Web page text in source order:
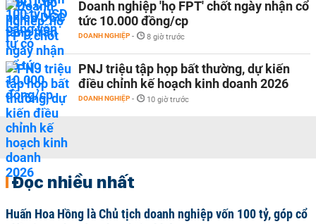
Doanh nghiệp 'họ FPT' chốt ngày nhận cổ
tức 10.000 đồng/cp
DOANH NGHIỆP - 8 giờ trước
PNJ triệu tập họp bất thường, dự kiến
điều chỉnh kế hoạch kinh doanh 2026
DOANH NGHIỆP - 10 giờ trước
Đọc nhiều nhất
Huấn Hoa Hồng là Chủ tịch doanh nghiệp vốn 100 tỷ, góp cổ